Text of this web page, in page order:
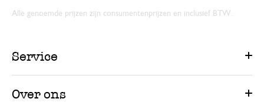
Alle genoemde prijzen zijn consumentenprijzen en inclusief BTW.
Service
Over ons